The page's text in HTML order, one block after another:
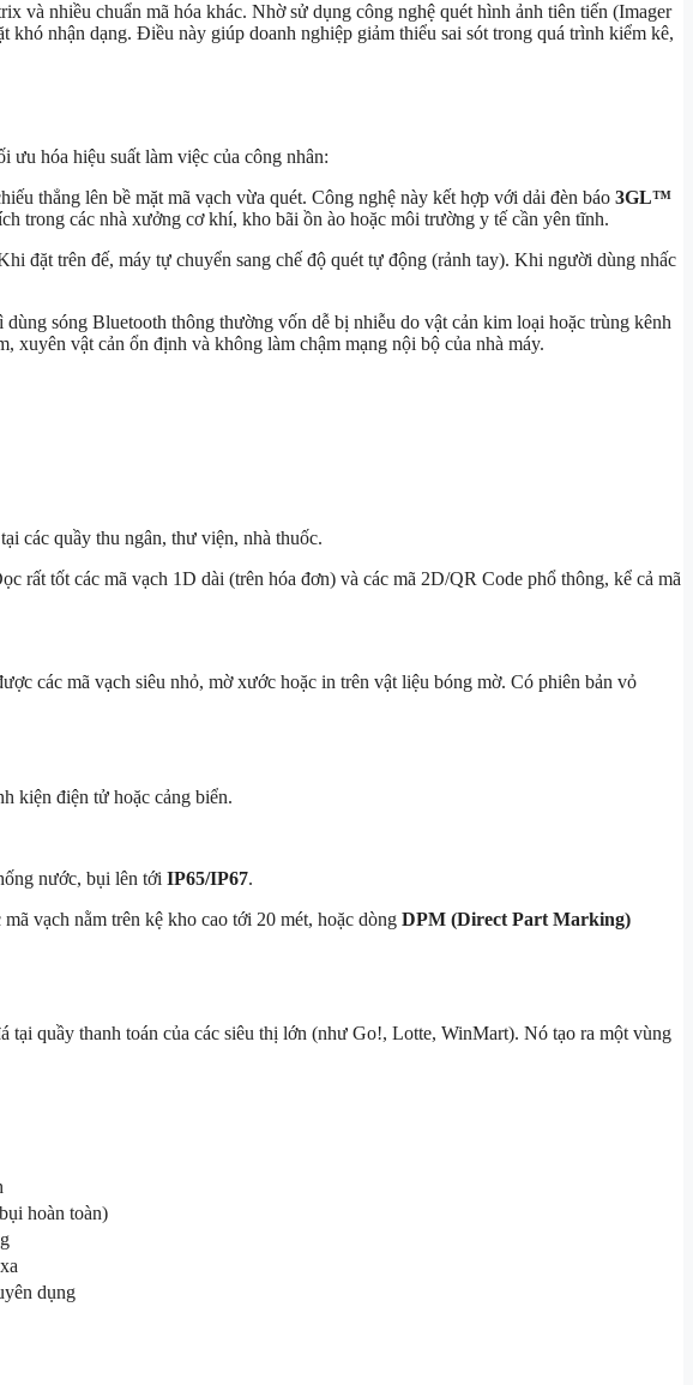
và nhiều chuẩn mã hóa khác. Nhờ sử dụng công nghệ quét hình ảnh tiên tiến (Imager
nhận dạng. Điều này giúp doanh nghiệp giảm thiểu sai sót trong quá trình kiểm kê,
ưu hóa hiệu suất làm việc của công nhân:
thẳng lên bề mặt mã vạch vừa quét. Công nghệ này kết hợp với dải đèn báo 3GL™
trong các nhà xưởng cơ khí, kho bãi ồn ào hoặc môi trường y tế cần yên tĩnh.
đặt trên đế, máy tự chuyển sang chế độ quét tự động (rảnh tay). Khi người dùng nhấc
sóng Bluetooth thông thường vốn dễ bị nhiễu do vật cản kim loại hoặc trùng kênh
xuyên vật cản ổn định và không làm chậm mạng nội bộ của nhà máy.
các quầy thu ngân, thư viện, nhà thuốc.
rất tốt các mã vạch 1D dài (trên hóa đơn) và các mã 2D/QR Code phổ thông, kể cả mã
các mã vạch siêu nhỏ, mờ xước hoặc in trên vật liệu bóng mờ. Có phiên bản vỏ
kiện điện tử hoặc cảng biển.
nước, bụi lên tới IP65/IP67.
vạch nằm trên kệ kho cao tới 20 mét, hoặc dòng DPM (Direct Part Marking)
tại quầy thanh toán của các siêu thị lớn (như Go!, Lotte, WinMart). Nó tạo ra một vùng
hoàn toàn)
dụng